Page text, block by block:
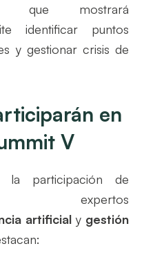
que mostrará
identificar puntos
y gestionar crisis de
en
V
participación de
expertos
artificialy gestión